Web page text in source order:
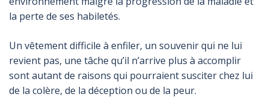
la perte de ses habiletés.
Un vêtement difficile à enfiler, un souvenir qui ne lui
revient pas, une tâche qu’il n’arrive plus à accomplir
sont autant de raisons qui pourraient susciter chez lui
de la colère, de la déception ou de la peur.